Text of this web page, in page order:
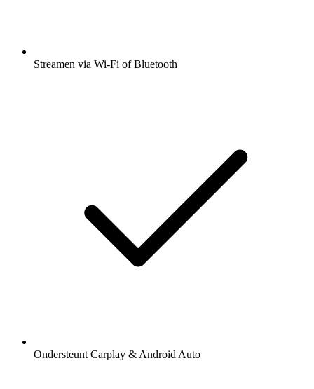
Streamen via Wi-Fi of Bluetooth
Ondersteunt Carplay & Android Auto